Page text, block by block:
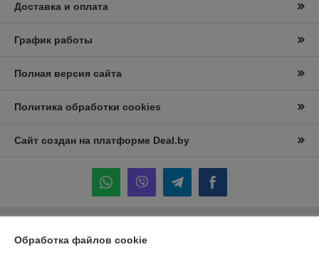
Доставка и оплата
График работы
Полная версия сайта
Политика обработки cookies
Сайт создан на платформе Deal.by
Информация для покупателя
Обработка файлов cookie